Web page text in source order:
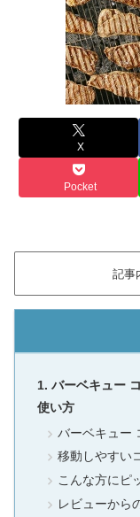
X
Pocket
記事
バーベキュー
使い方
バーベキュー
移動しやすい
こんな方にピ
レビューから